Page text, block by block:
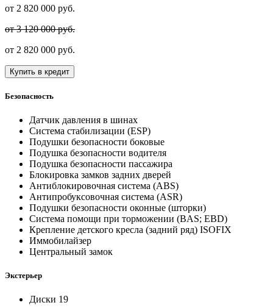
от 2 820 000 руб.
от 3 120 000 руб.
от 2 820 000 руб.
Купить в кредит
Безопасность
Датчик давления в шинах
Система стабилизации (ESP)
Подушки безопасности боковые
Подушка безопасности водителя
Подушка безопасности пассажира
Блокировка замков задних дверей
Антиблокировочная система (ABS)
Антипробуксовочная система (ASR)
Подушки безопасности оконные (шторки)
Система помощи при торможении (BAS; EBD)
Крепление детского кресла (задний ряд) ISOFIX
Иммобилайзер
Центральный замок
Экстерьер
Диски 19